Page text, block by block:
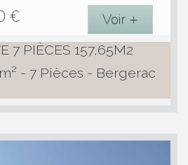
€ Voir +
7 PIÈCES 157,65M2
- 7 Pièces - Bergerac